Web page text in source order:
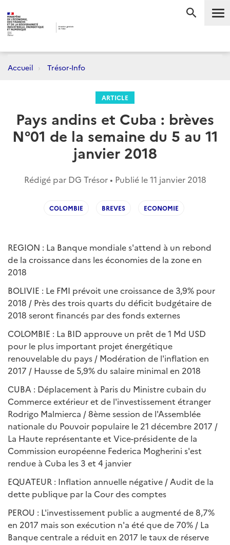
Accueil Trésor-Info
ARTICLE
Pays andins et Cuba : brèves
N°01 de la semaine du 5 au 11
janvier 2018
Rédigé par DG Trésor • Publié le11 janvier 2018
COLOMBIE BREVES ECONOMIE
REGION : La Banque mondiale s'attend à un rebond
de la croissance dans les économies de la zone en
2018
BOLIVIE : Le FMI prévoit une croissance de 3,9% pour
2018 / Près des trois quarts du déficit budgétaire de
2018 seront financés par des fonds externes
COLOMBIE : La BID approuve un prêt de 1 Md USD
pour le plus important projet énergétique
renouvelable du pays / Modération de l'inflation en
2017 / Hausse de 5,9% du salaire minimal en 2018
CUBA : Déplacement à Paris du Ministre cubain du
Commerce extérieur et de l'investissement étranger
Rodrigo Malmierca / 8ème session de l'Assemblée
nationale du Pouvoir populaire le 21 décembre 2017 /
La Haute représentante et Vice-présidente de la
Commission européenne Federica Mogherini s'est
rendue à Cuba les 3 et 4 janvier
EQUATEUR : Inflation annuelle négative / Audit de la
dette publique par la Cour des comptes
PEROU : L'investissement public a augmenté de 8,7%
en 2017 mais son exécution n'a été que de 70% / La
Banque centrale a réduit en 2017 le taux de réserve